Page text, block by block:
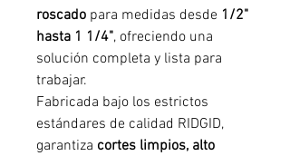
roscado para medidas desde 1/2"
hasta 1 1/4", ofreciendo una
solución completa y lista para
trabajar.
Fabricada bajo los estrictos
estándares de calidad RIDGID,
garantiza cortes limpios, alto